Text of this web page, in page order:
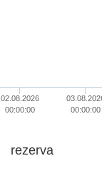
02.08.2026
00:00:00
00:00:00
rezerva